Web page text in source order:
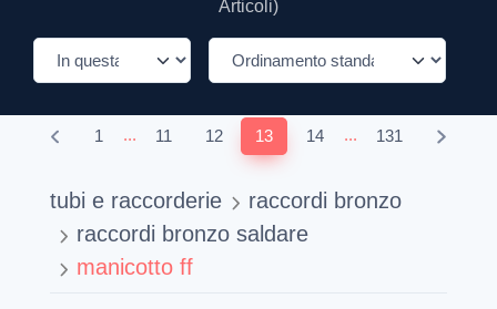
Articoli)
1 ... 11 12 13 14 ... 131
tubi e raccorderie
raccordi bronzo
raccordi bronzo saldare
manicotto ff